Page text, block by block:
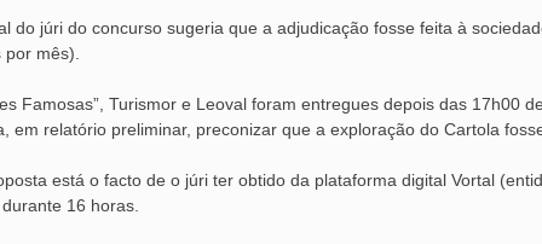
do júri do concurso sugeria que a adjudicação fosse feita à
mês).
Famosas”, Turismor e Leoval foram entregues depois das 17h00
em relatório preliminar, preconizar que a exploração do Cartola
está o facto de o júri ter obtido da plataforma digital Vortal
16 horas.